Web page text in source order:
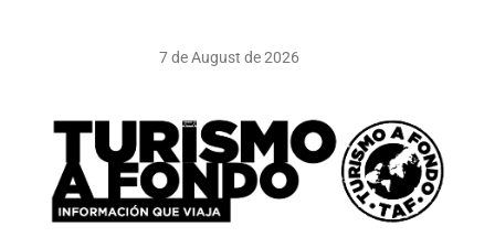
7 de August de 2026